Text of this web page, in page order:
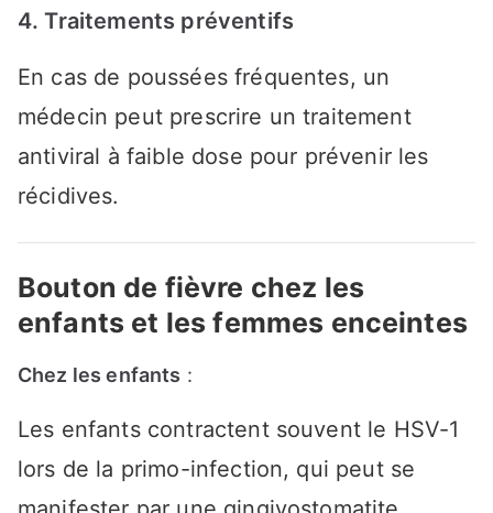
4. Traitements préventifs
En cas de poussées fréquentes, un
médecin peut prescrire un traitement
antiviral à faible dose pour prévenir les
récidives.
Bouton de fièvre chez les
enfants et les femmes enceintes
Chez les enfants :
Les enfants contractent souvent le HSV-1
lors de la primo-infection, qui peut se